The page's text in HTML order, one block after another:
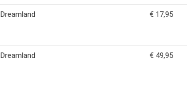
Dreamland € 17,95
Dreamland € 49,95